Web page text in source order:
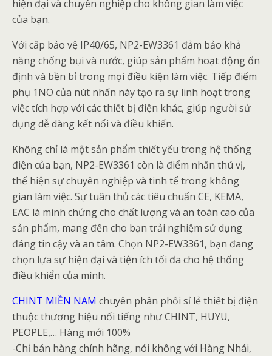
hiện đại và chuyên nghiệp cho không gian làm việc
của bạn.
Với cấp bảo vệ IP40/65, NP2-EW3361 đảm bảo khả
năng chống bụi và nước, giúp sản phẩm hoạt động ổn
định và bền bỉ trong mọi điều kiện làm việc. Tiếp điểm
phụ 1NO của nút nhấn này tạo ra sự linh hoạt trong
việc tích hợp với các thiết bị điện khác, giúp người sử
dụng dễ dàng kết nối và điều khiển.
Không chỉ là một sản phẩm thiết yếu trong hệ thống
điện của bạn, NP2-EW3361 còn là điểm nhấn thú vị,
thể hiện sự chuyên nghiệp và tinh tế trong không
gian làm việc. Sự tuân thủ các tiêu chuẩn CE, KEMA,
EAC là minh chứng cho chất lượng và an toàn cao của
sản phẩm, mang đến cho bạn trải nghiệm sử dụng
đáng tin cậy và an tâm. Chọn NP2-EW3361, bạn đang
chọn lựa sự hiện đại và tiện ích tối đa cho hệ thống
điều khiển của mình.
CHINT MIỀN NAM chuyên phân phối sỉ lẻ thiết bị điện
thuộc thương hiệu nổi tiếng như CHINT, HUYU,
PEOPLE,… Hàng mới 100%
-Chỉ bán hàng chính hãng, nói không với Hàng Nhái,